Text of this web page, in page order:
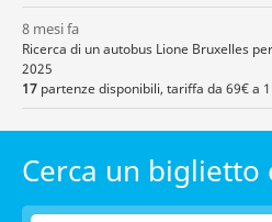
8 mesi fa
Ricerca di un autobus Lione Bruxelles
2025
17 partenze disponibili, tariffa da 69€ a
Cerca un biglietto